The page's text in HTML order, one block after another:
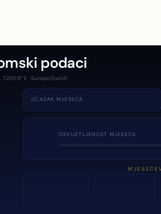
podaci
7.2503° E · Europe/Zurich
IZLAZAK MJESECA
OSVIJETLJENOST MJESECA